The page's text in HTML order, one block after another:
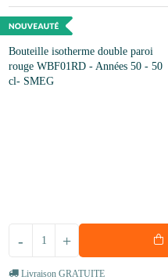
Bouteille isotherme double paroi
rouge WBF01RD - Années 50 - 50
cl- SMEG
+
-
Livraison GRATUITE